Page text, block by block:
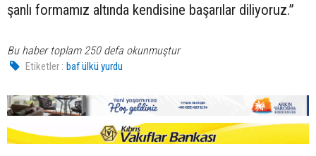
şanlı formamız altında kendisine başarılar diliyoruz.”
Bu haber toplam 250 defa okunmuştur
Etiketler : baf ülkü yurdu